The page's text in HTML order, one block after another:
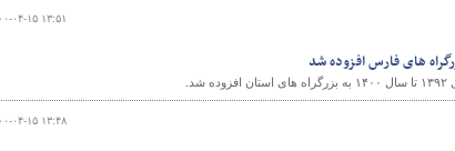
۱۴۰۰-۰۴-۱۵
۱۴۰۰-۰۴-۱۵